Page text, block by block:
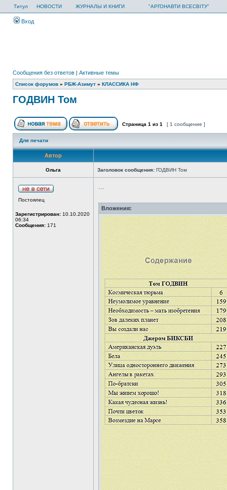
Титул НОВОСТИ ЖУРНАЛЫ И КНИГИ "АРГОНАВТИ ВСЕСВІТУ"
Вход
Сообщения без ответов | Активные темы
Список форумов » РБЖ-Азимут » КЛАССИКА НФ
ГОДВИН Том
Страница 1 из 1 [ 1 сообщение ]
Для печати
Автор
Ольга Заголовок сообщения: ГОДВИН Том
Постоялец
Зарегистрирован: 10.10.2020
06:34
Сообщения: 171
...
Вложения: